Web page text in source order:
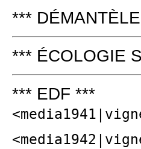
***
*** ÉCOLOGIE
*** EDF ***